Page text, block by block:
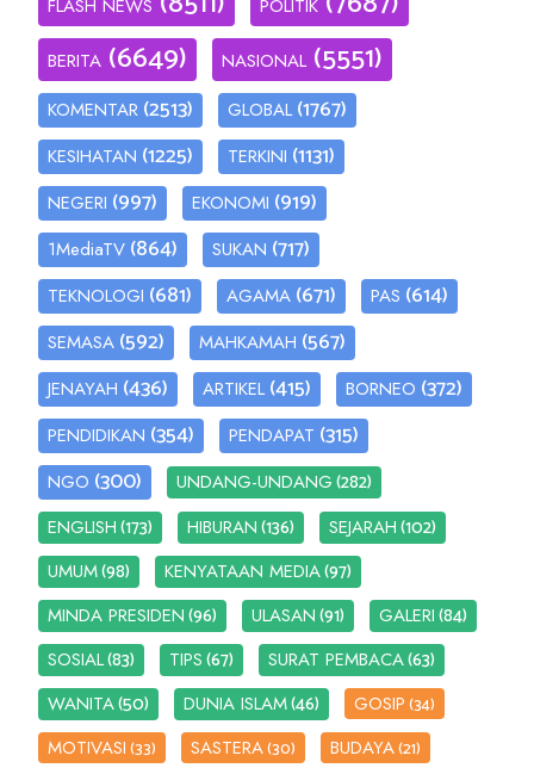
FLASH NEWS POLITIK
BERITA (6649) NASIONAL (5551)
KOMENTAR (2513) GLOBAL (1767)
KESIHATAN (1225) TERKINI (1131)
NEGERI (997) EKONOMI (919)
1MediaTV (864) SUKAN (717)
TEKNOLOGI (681) AGAMA (671) PAS (614)
SEMASA (592) MAHKAMAH (567)
JENAYAH (436) ARTIKEL (415) BORNEO (372)
PENDIDIKAN (354) PENDAPAT (315)
NGO (300) UNDANG-UNDANG(282)
ENGLISH(173) HIBURAN(136) SEJARAH(102)
UMUM(98) KENYATAAN MEDIA(97)
MINDA PRESIDEN(96) ULASAN(91) GALERI(84)
SOSIAL(83) TIPS(67) SURAT PEMBACA(63)
WANITA(50) DUNIA ISLAM(46) GOSIP(34)
MOTIVASI(33) SASTERA(30) BUDAYA(21)